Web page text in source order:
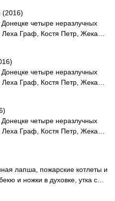
(2016)
четыре неразлучных
Леха Граф, Костя Петр, Жека…
четыре неразлучных
Леха Граф, Костя Петр, Жека…
четыре неразлучных
Леха Граф, Костя Петр, Жека…
лапша, пожарские котлеты и
и ножки в духовке, утка с…